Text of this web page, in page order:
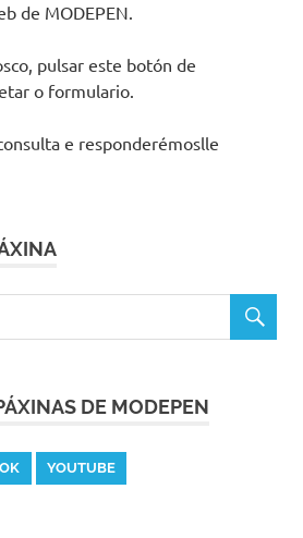
de MODEPEN.
pulsar este botón de
o formulario.
e responderémoslle
DE MODEPEN
YOUTUBE